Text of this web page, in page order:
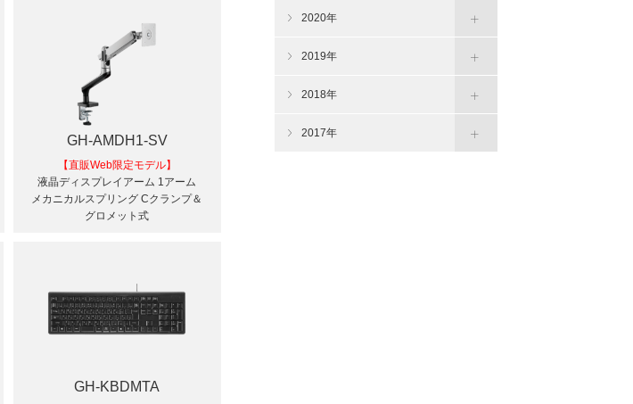
GH-AMDH1-SV
【直販Web限定モデル】
液晶ディスプレイアーム 1アーム
メカニカルスプリング Cクランプ＆
グロメット式
GH-KBDMTA
2020年
2019年
2018年
2017年